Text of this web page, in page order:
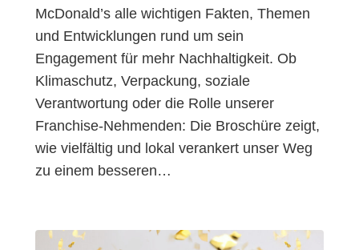
McDonald’s alle wichtigen Fakten, Themen
und Entwicklungen rund um sein
Engagement für mehr Nachhaltigkeit. Ob
Klimaschutz, Verpackung, soziale
Verantwortung oder die Rolle unserer
Franchise-Nehmenden: Die Broschüre zeigt,
wie vielfältig und lokal verankert unser Weg
zu einem besseren…